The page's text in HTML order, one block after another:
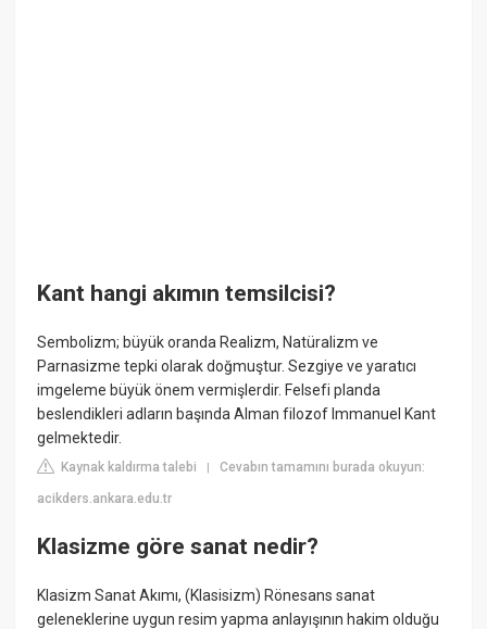
Kant hangi akımın temsilcisi?
Sembolizm; büyük oranda Realizm, Natüralizm ve
Parnasizme tepki olarak doğmuştur. Sezgiye ve yaratıcı
imgeleme büyük önem vermişlerdir. Felsefi planda
beslendikleri adların başında Alman filozof Immanuel Kant
gelmektedir.
Kaynak kaldırma talebi |Cevabın tamamını burada okuyun:
acikders.ankara.edu.tr
Klasizme göre sanat nedir?
Klasizm Sanat Akımı, (Klasisizm) Rönesans sanat
geleneklerine uygun resim yapma anlayışının hakim olduğu